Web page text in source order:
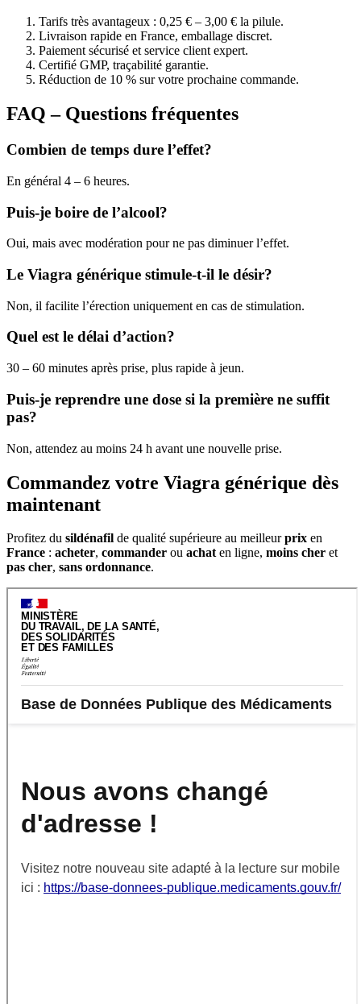
Tarifs très avantageux : 0,25 € – 3,00 € la pilule.
Livraison rapide en France, emballage discret.
Paiement sécurisé et service client expert.
Certifié GMP, traçabilité garantie.
Réduction de 10 % sur votre prochaine commande.
FAQ – Questions fréquentes
Combien de temps dure l’effet?
En général 4 – 6 heures.
Puis-je boire de l’alcool?
Oui, mais avec modération pour ne pas diminuer l’effet.
Le Viagra générique stimule-t-il le désir?
Non, il facilite l’érection uniquement en cas de stimulation.
Quel est le délai d’action?
30 – 60 minutes après prise, plus rapide à jeun.
Puis-je reprendre une dose si la première ne suffit
pas?
Non, attendez au moins 24 h avant une nouvelle prise.
Commandez votre Viagra générique dès
maintenant
Profitez du sildénafil de qualité supérieure au meilleurprix en
France : acheter, commander ou achaten ligne, moins cher et
pas cher, sans ordonnance.